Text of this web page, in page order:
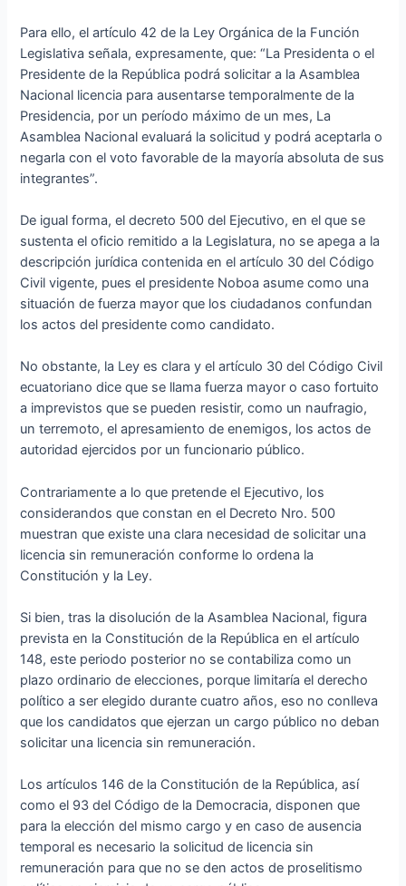
Para ello, el artículo 42 de la Ley Orgánica de la Función
Legislativa señala, expresamente, que: “La Presidenta o el
Presidente de la República podrá solicitar a la Asamblea
Nacional licencia para ausentarse temporalmente de la
Presidencia, por un período máximo de un mes, La
Asamblea Nacional evaluará la solicitud y podrá aceptarla o
negarla con el voto favorable de la mayoría absoluta de sus
integrantes”.
De igual forma, el decreto 500 del Ejecutivo, en el que se
sustenta el oficio remitido a la Legislatura, no se apega a la
descripción jurídica contenida en el artículo 30 del Código
Civil vigente, pues el presidente Noboa asume como una
situación de fuerza mayor que los ciudadanos confundan
los actos del presidente como candidato.
No obstante, la Ley es clara y el artículo 30 del Código Civil
ecuatoriano dice que se llama fuerza mayor o caso fortuito
a imprevistos que se pueden resistir, como un naufragio,
un terremoto, el apresamiento de enemigos, los actos de
autoridad ejercidos por un funcionario público.
Contrariamente a lo que pretende el Ejecutivo, los
considerandos que constan en el Decreto Nro. 500
muestran que existe una clara necesidad de solicitar una
licencia sin remuneración conforme lo ordena la
Constitución y la Ley.
Si bien, tras la disolución de la Asamblea Nacional, figura
prevista en la Constitución de la República en el artículo
148, este periodo posterior no se contabiliza como un
plazo ordinario de elecciones, porque limitaría el derecho
político a ser elegido durante cuatro años, eso no conlleva
que los candidatos que ejerzan un cargo público no deban
solicitar una licencia sin remuneración.
Los artículos 146 de la Constitución de la República, así
como el 93 del Código de la Democracia, disponen que
para la elección del mismo cargo y en caso de ausencia
temporal es necesario la solicitud de licencia sin
remuneración para que no se den actos de proselitismo